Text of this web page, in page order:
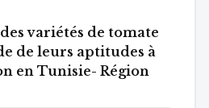
variétés de tomate
de leurs aptitudes à
en Tunisie- Région